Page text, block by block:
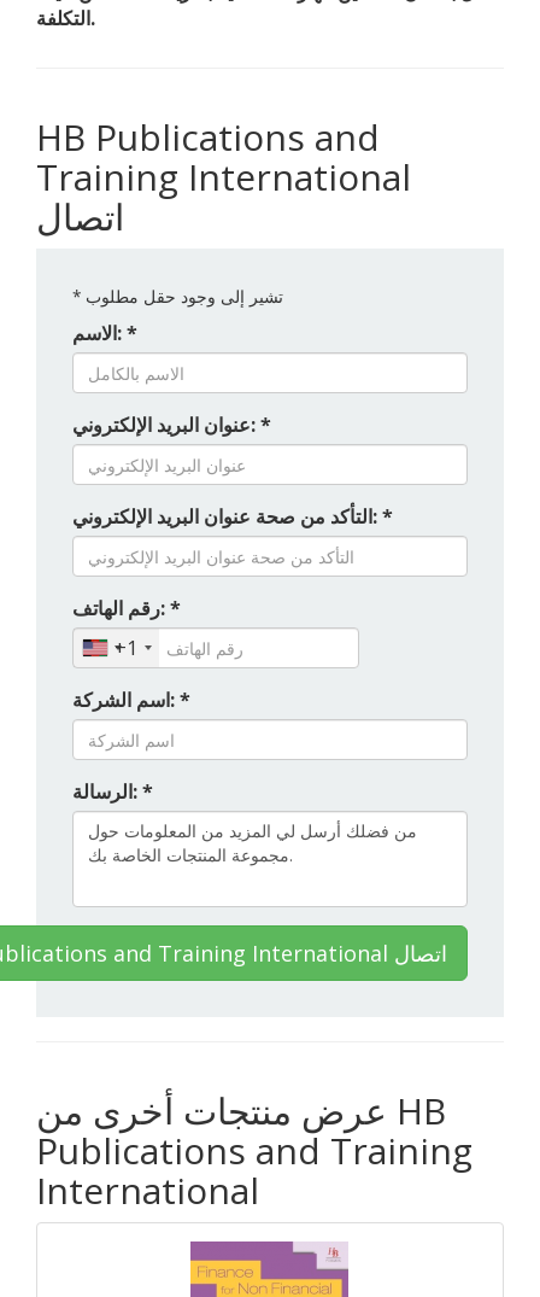
التكلفة.
HB Publications and
Training International
اتصال
* تشير إلى وجود حقل مطلوب
الاسم: *
عنوان البريد الإلكتروني: *
التأكد من صحة عنوان البريد الإلكتروني: *
رقم الهاتف: *
+1
اسم الشركة: *
الرسالة: *
HB Publications and Training International اتصال
عرض منتجات أخرى من HB
Publications and Training
International